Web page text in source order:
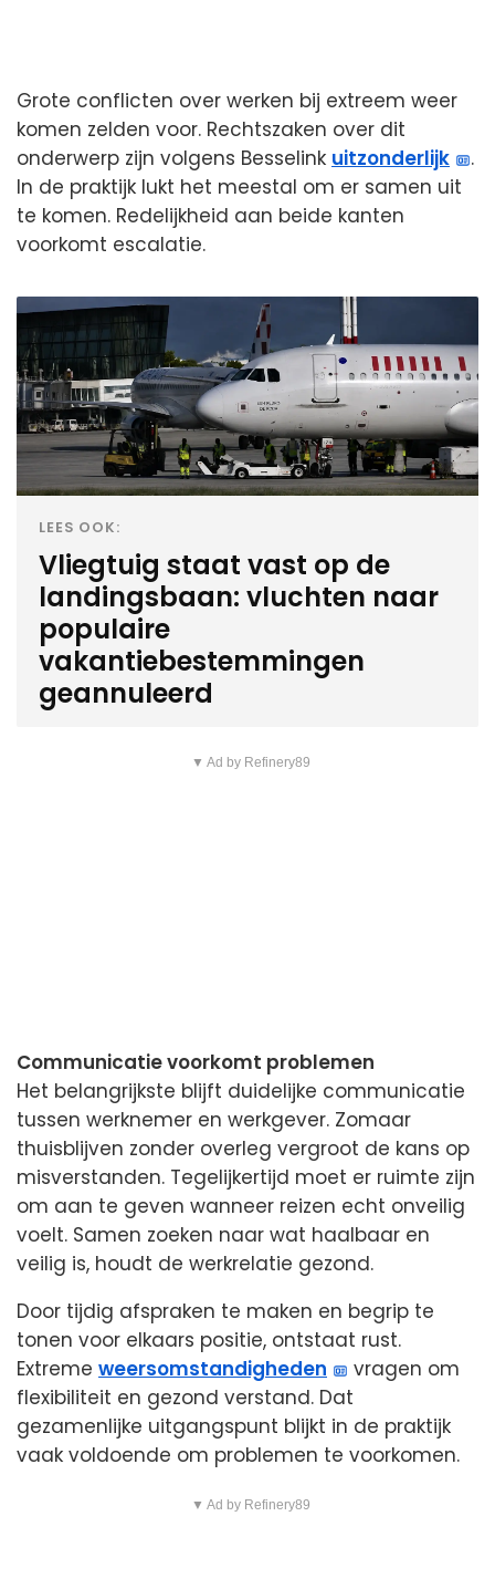
Grote conflicten over werken bij extreem weer
komen zelden voor. Rechtszaken over dit
onderwerp zijn volgens Besselink uitzonderlijk
.
In de praktijk lukt het meestal om er samen uit
te komen. Redelijkheid aan beide kanten
voorkomt escalatie.
LEES OOK:
Vliegtuig staat vast op de
landingsbaan: vluchten naar
populaire
vakantiebestemmingen
geannuleerd
▼ Ad by Refinery89
Communicatie voorkomt problemen
Het belangrijkste blijft duidelijke communicatie
tussen werknemer en werkgever. Zomaar
thuisblijven zonder overleg vergroot de kans op
misverstanden. Tegelijkertijd moet er ruimte zijn
om aan te geven wanneer reizen echt onveilig
voelt. Samen zoeken naar wat haalbaar en
veilig is, houdt de werkrelatie gezond.
Door tijdig afspraken te maken en begrip te
tonen voor elkaars positie, ontstaat rust.
Extreme weersomstandigheden
vragen om
flexibiliteit en gezond verstand. Dat
gezamenlijke uitgangspunt blijkt in de praktijk
vaak voldoende om problemen te voorkomen.
▼ Ad by Refinery89